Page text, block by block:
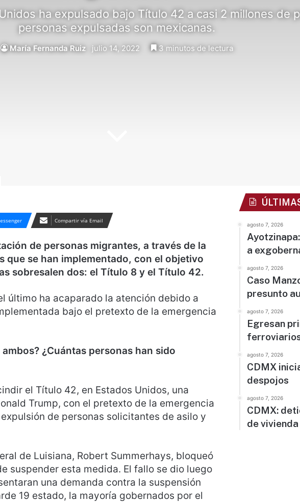
ha expulsado bajo Título 42 a casi 2 millones de
personas expulsadas son mexicanas.
María Fernanda Ruiz julio 14, 2022 3 minutos de lectura
Compartir vía Email
de personas migrantes, a través de la
que se han implementado, con el objetivo
sobresalen dos: el Título 8 y el Título 42.
último ha acaparado la atención debido a
bajo el pretexto de la emergencia
¿Cuántas personas han sido
el Título 42, en Estados Unidos, una
Trump, con el pretexto de la emergencia
de personas solicitantes de asilo y
de Luisiana, Robert Summerhays, bloqueó
suspender esta medida. El fallo se dio luego
una demanda contra la suspensión
19 estado, la mayoría gobernados por el
agosto 7, 2026
a
agosto 7, 2026
Caso
presunto
agosto 7, 2026
Egresan
agosto 7, 2026
CDMX
despojos
agosto 7, 2026
CDMX:
de vivienda